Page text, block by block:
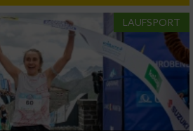
LAUFSPORT